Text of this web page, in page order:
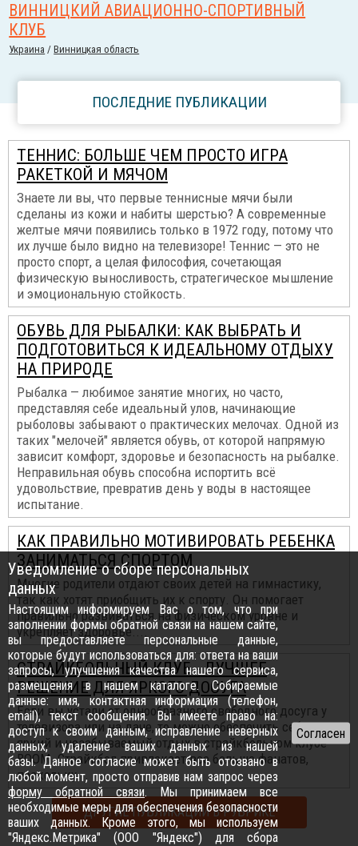
ВИННИЦКИЙ АВИАЦИОННО-СПОРТИВНЫЙ
КЛУБ
Украина /Винницкая область
ПОСЛЕДНИЕ ПУБЛИКАЦИИ
ТЕННИС: БОЛЬШЕ ЧЕМ ПРОСТО ИГРА
РАКЕТКОЙ И МЯЧОМ
Знаете ли вы, что первые теннисные мячи были
сделаны из кожи и набиты шерстью? А современные
желтые мячи появились только в 1972 году, потому что
их лучше было видно на телевизоре! Теннис — это не
просто спорт, а целая философия, сочетающая
физическую выносливость, стратегическое мышление
и эмоциональную стойкость.
ОБУВЬ ДЛЯ РЫБАЛКИ: КАК ВЫБРАТЬ И
ПОДГОТОВИТЬСЯ К ИДЕАЛЬНОМУ ОТДЫХУ
НА ПРИРОДЕ
Рыбалка — любимое занятие многих, но часто,
представляя себе идеальный улов, начинающие
рыболовы забывают о практических мелочах. Одной из
таких "мелочей" является обувь, от которой напрямую
зависит комфорт, здоровье и безопасность на рыбалке.
Неправильная обувь способна испортить всё
удовольствие, превратив день у воды в настоящее
испытание.
КАК ПРАВИЛЬНО МОТИВИРОВАТЬ РЕБЕНКА
ЗАНИМАТЬСЯ СПОРТОМ
Многие родители отдают своих детей на гимнастику,
так как хотят приобщить их к спорту. Он помогает
правильно развиваться на физическом уровне и
укрепляет здоровье....
СТРАЙКБОЛЬНЫЙ КЛУБ - ЛУЧШЕЕ
РЕШЕНИЕ ДЛЯ ЯРКОГО ДОСУГА
Если вы устали от однообразного свободного досуга у
телевизора или на даче, то можно обеспечить себе
яркий и незабываемый отдых в страйкбольном клубе
BOOM. Страйкбол привлекает все больше фанатов,
поскольку...
ДРУГИЕ ПУБЛИКАЦИИ В РУБРИКЕ
Уведомление о сборе персональных
данных
Настоящим информируем Вас о том, что при
заполнении формы обратной связи на нашем сайте,
вы предоставляете персональные данные,
которые будут использоваться для: ответа на ваши
запросы, улучшения качества нашего сервиса,
размещения в нашем каталоге. Собираемые
данные: имя, контактная информация (телефон,
email), текст сообщения. Вы имеете право на:
доступ к своим данным, исправление неверных
данных, удаление ваших данных из нашей
базы. Данное согласие может быть отозвано в
любой момент, просто отправив нам запрос через
форму обратной связи. Мы принимаем все
необходимые меры для обеспечения безопасности
ваших данных. Кроме этого, мы используем
"Яндекс.Метрика" (ООО "Яндекс") для сбора